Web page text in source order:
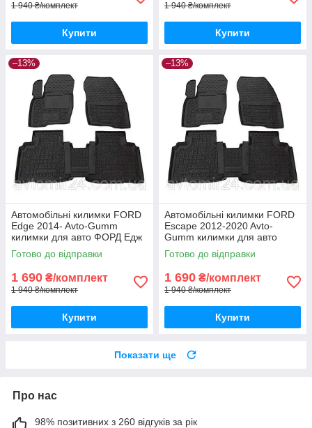
1 940 ₴/комплект
Купити
1 940 ₴/комплект
Купити
–13%
Автомобільні килимки FORD
Edge 2014- Avto-Gumm
килимки для авто ФОРД Едж
2014- Автогум
Готово до відправки
1 690 ₴/комплект
1 940 ₴/комплект
Купити
–13%
Автомобільні килимки FORD
Escape 2012-2020 Avto-
Gumm килимки для авто
ФОРД Ескейп 2012-2020
Автогум
Готово до відправки
1 690 ₴/комплект
1 940 ₴/комплект
Купити
Показати ще
Про нас
98% позитивних з 260 відгуків за рік